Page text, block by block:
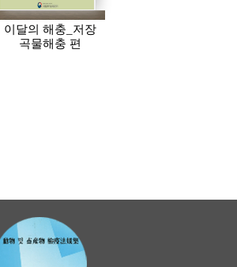
이달의 해충_저장
곡물해충 편